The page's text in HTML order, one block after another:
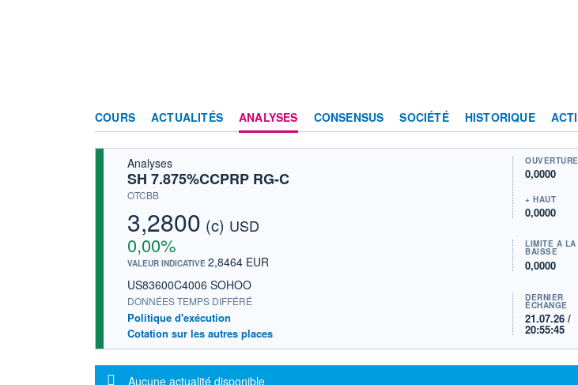
COURS ACTUALITÉS ANALYSES CONSENSUS SOCIÉTÉ HISTORIQUE
Analyses
SH 7.875%CCPRP RG-C
OTCBB
3,2800 (c) USD
0,00%
VALEUR INDICATIVE 2,8464 EUR
US83600C4006 SOHOO
DONNÉES TEMPS DIFFÉRÉ
Politique d'exécution
Cotation sur les autres places
OUVERTURE
0,0000
+ HAUT
0,0000
LIMITE À LA
BAISSE
0,0000
DERNIER
ÉCHANGE
21.07.26 /
20:55:45
Message d'information
Aucune actualité disponible